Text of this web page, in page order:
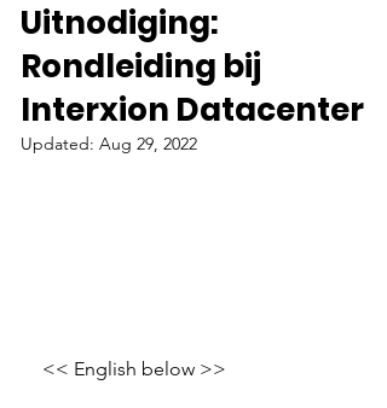
Uitnodiging:
Rondleiding bij
Interxion Datacenter
Updated: Aug 29, 2022
<< English below >>